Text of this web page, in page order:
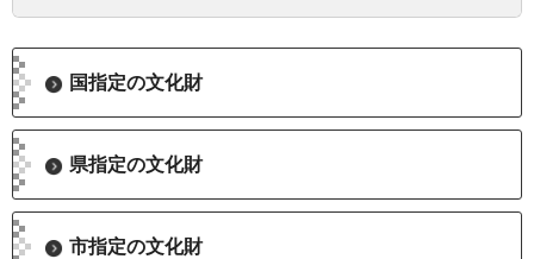
国指定の文化財
県指定の文化財
市指定の文化財